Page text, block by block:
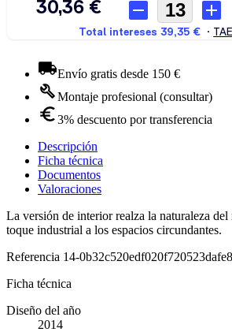
Envío gratis desde 150 €
Montaje profesional (consultar)
3% descuento por transferencia
Descripción
Ficha técnica
Documentos
Valoraciones
La versión de interior realza la naturaleza del
toque industrial a los espacios circundantes.
Referencia 14-
Ficha técnica
Diseño del año
2014